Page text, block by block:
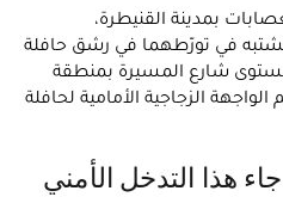
بمدينة القنيطرة،
يُشتبه في تورّطهما في رشق حافلة
شارع المسيرة بمنطقة
الزجاجية الأمامية لحافلة